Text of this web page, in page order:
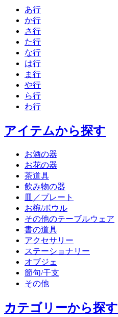
あ行
か行
さ行
た行
な行
は行
ま行
や行
ら行
わ行
アイテムから探す
お酒の器
お花の器
茶道具
飲み物の器
皿／プレート
お椀/ボウル
その他のテーブルウェア
書の道具
アクセサリー
ステーショナリー
オブジェ
節句/干支
その他
カテゴリーから探す